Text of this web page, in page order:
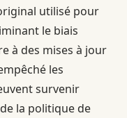
utilisé pour
le biais
à des mises à jour
les
survenir
la politique de